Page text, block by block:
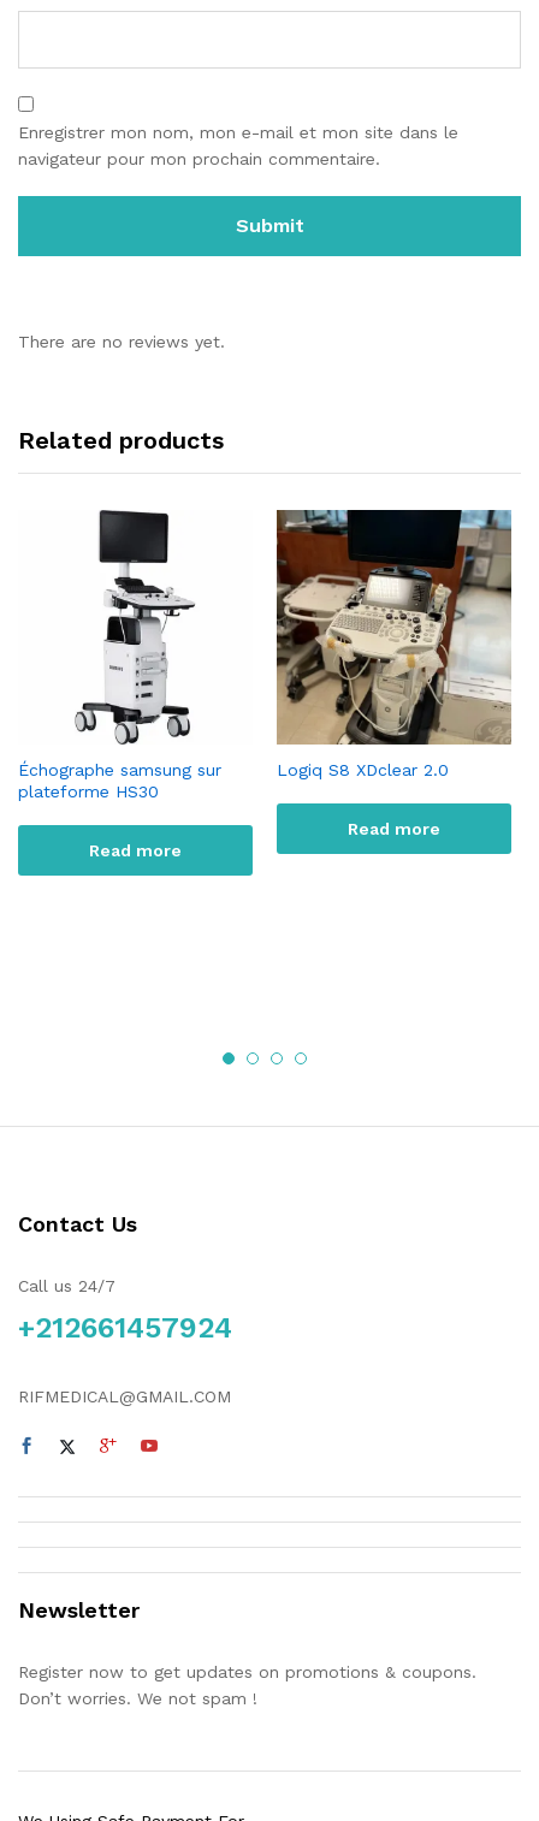
Enregistrer mon nom, mon e-mail et mon site dans le
navigateur pour mon prochain commentaire.
There are no reviews yet.
Related products
Échographe samsung sur
plateforme HS30
Read more
Logiq S8 XDclear 2.0
Read more
Contact Us
Call us 24/7
+212661457924
RIFMEDICAL@GMAIL.COM
Newsletter
Register now to get updates on promotions & coupons.
Don’t worries. We not spam !